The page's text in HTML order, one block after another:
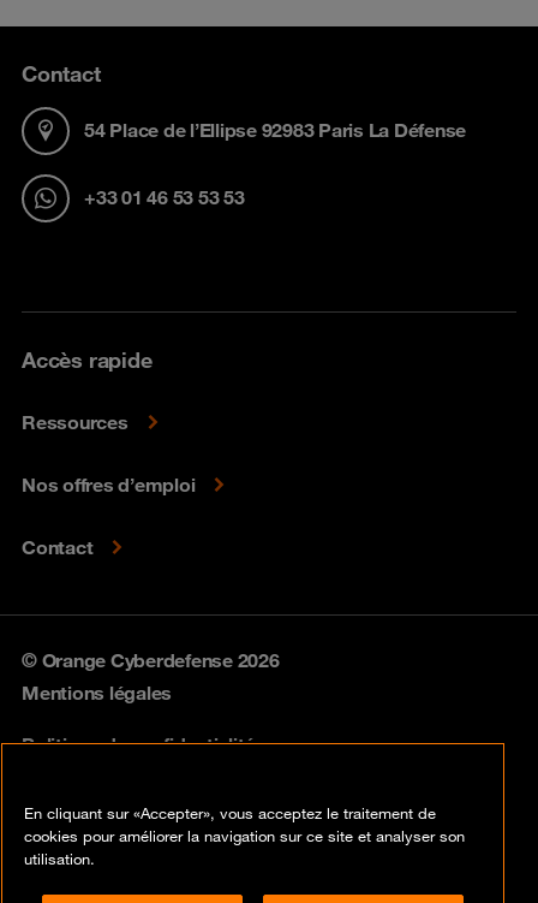
Contact
54 Place de l’Ellipse 92983 Paris La Défense
+33 01 46 53 53 53
Accès rapide
Ressources
Nos offres d’emploi
Contact
© Orange Cyberdefense 2026
Mentions légales
Politique de confidentialité
Cookies
En cliquant sur «Accepter», vous acceptez le traitement de
cookies pour améliorer la navigation sur ce site et analyser son
utilisation.